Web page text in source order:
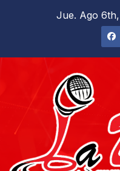
Jue. Ago